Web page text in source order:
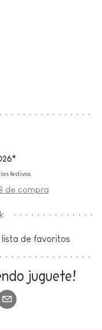
festivos.
de compra
de favoritos
juguete!